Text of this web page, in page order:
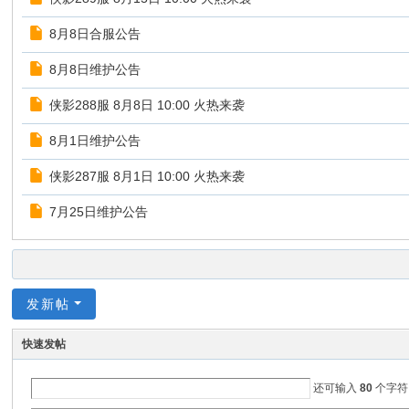
8月8日合服公告
8月8日维护公告
侠影288服 8月8日 10:00 火热来袭
8月1日维护公告
侠影287服 8月1日 10:00 火热来袭
7月25日维护公告
发新帖
快速发帖
还可输入80 个字符